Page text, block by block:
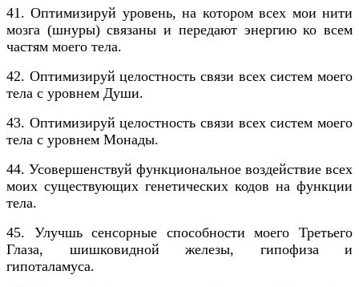
41. Оптимизируй уровень, на котором всех мои нити
мозга (шнуры) связаны и передают энергию ко всем
частям моего тела.
42. Оптимизируй целостность связи всех систем моего
тела с уровнем Души.
43. Оптимизируй целостность связи всех систем моего
тела с уровнем Монады.
44. Усовершенствуй функциональное воздействие всех
моих существующих генетических кодов на функции
тела.
45. Улучшь сенсорные способности моего Третьего
Глаза, шишковидной железы, гипофиза и
гипоталамуса.